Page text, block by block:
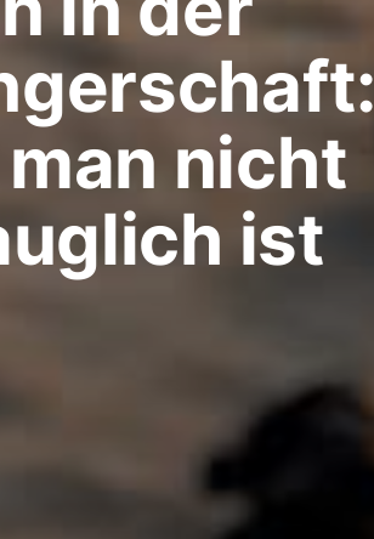
nicht
ist